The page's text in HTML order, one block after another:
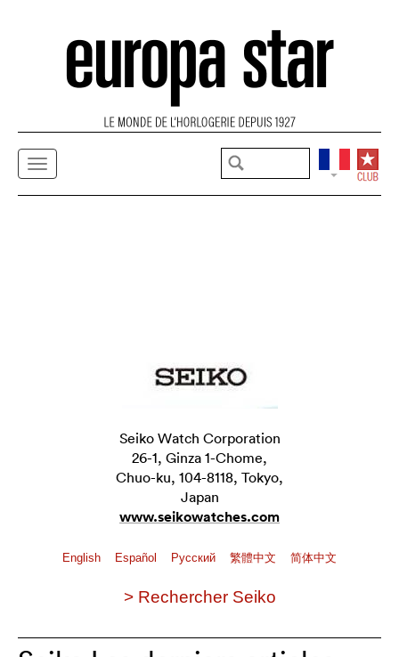
Seiko Watch Corporation
26-1, Ginza 1-Chome,
Chuo-ku, 104-8118, Tokyo,
Japan
www.seikowatches.com
English Español Pусский 繁體中文 简体中文
> Rechercher Seiko